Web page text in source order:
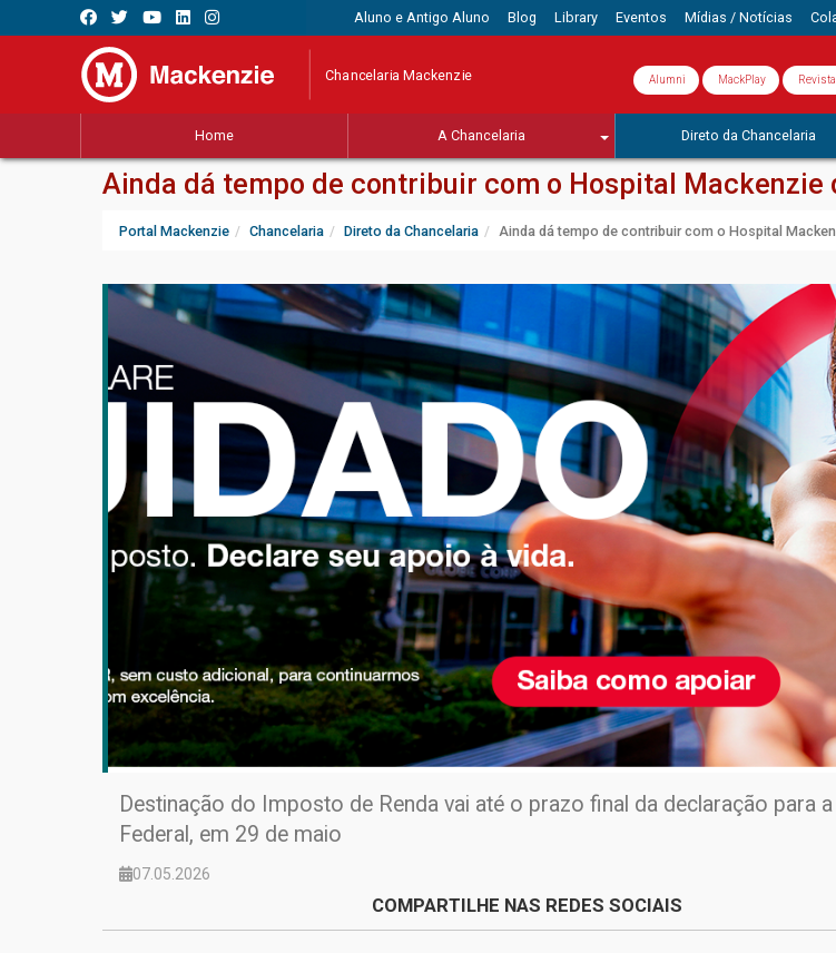
Aluno e Antigo Aluno Blog Library Eventos Mídias / Notícias
Chancelaria Mackenzie Alumni MackPlay Revista
Home A Chancelaria Direto da Chancelaria
Ainda dá tempo de contribuir com o Hospital Mackenzie
Portal Mackenzie Chancelaria Direto da Chancelaria Ainda dá tempo de contribuir com o Hospital
Destinação do Imposto de Renda vai até o prazo final da declaração para a
Federal, em 29 de maio
07.05.2026
COMPARTILHE NAS REDES SOCIAIS